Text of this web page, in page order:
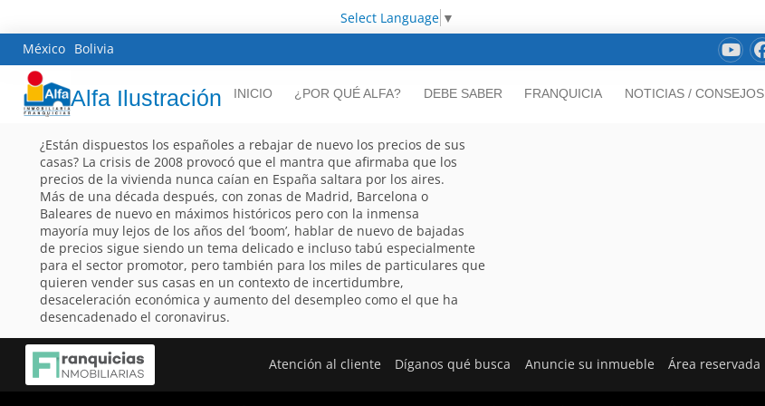
Select Language ▼
México Bolivia
Alfa Ilustración INICIO ¿POR QUÉ ALFA? DEBE SABER FRANQUICIA NOTICIAS / CONSEJOS
¿Están dispuestos los españoles a rebajar de nuevo los precios de sus
casas? La crisis de 2008 provocó que el mantra que afirmaba que los
precios de la vivienda nunca caían en España saltara por los aires.
Más de una década después, con zonas de Madrid, Barcelona o
Baleares de nuevo en máximos históricos pero con la inmensa
mayoría muy lejos de los años del ‘boom’, hablar de nuevo de bajadas
de precios sigue siendo un tema delicado e incluso tabú especialmente
para el sector promotor, pero también para los miles de particulares que
quieren vender sus casas en un contexto de incertidumbre,
desaceleración económica y aumento del desempleo como el que ha
desencadenado el coronavirus.
Atención al cliente Díganos qué busca Anuncie su inmueble Área reservada